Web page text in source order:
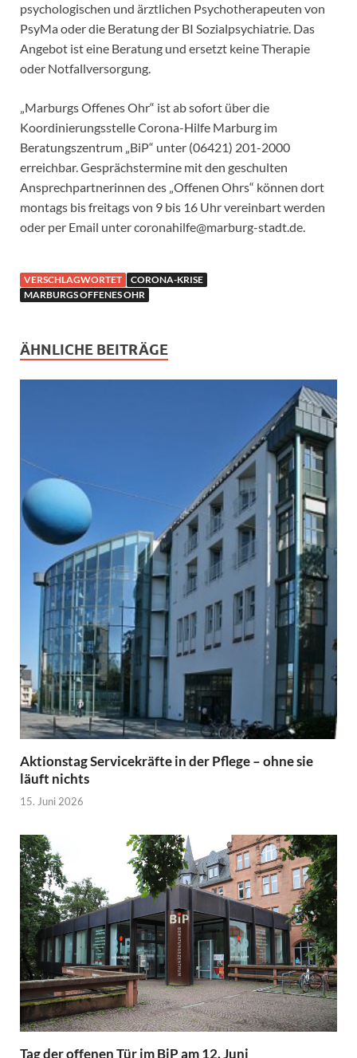
psychologischen und ärztlichen Psychotherapeuten von
PsyMa oder die Beratung der BI Sozialpsychiatrie. Das
Angebot ist eine Beratung und ersetzt keine Therapie
oder Notfallversorgung.
„Marburgs Offenes Ohr“ ist ab sofort über die
Koordinierungsstelle Corona-Hilfe Marburg im
Beratungszentrum „BiP“ unter (06421) 201-2000
erreichbar. Gesprächstermine mit den geschulten
Ansprechpartnerinnen des „Offenen Ohrs“ können dort
montags bis freitags von 9 bis 16 Uhr vereinbart werden
oder per Email unter coronahilfe@marburg-stadt.de.
VERSCHLAGWORTET
CORONA-KRISE
MARBURGS OFFENES OHR
ÄHNLICHE BEITRÄGE
Aktionstag Servicekräfte in der Pflege – ohne sie
läuft nichts
15. Juni 2026
Tag der offenen Tür im BiP am 12. Juni